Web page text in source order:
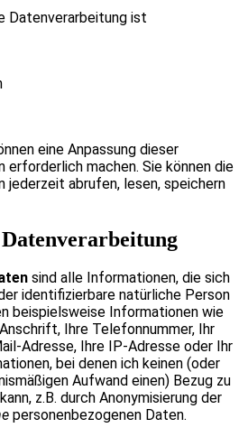
Datenverarbeitung ist
eine Anpassung dieser
machen. Sie können die
jederzeit abrufen, lesen, speichern
sind alle Informationen, die sich
identifizierbare natürliche Person
beispielsweise Informationen wie
Ihre Telefonnummer, Ihr
Adresse, Ihre IP-Adresse oder Ihr
bei denen ich keinen (oder
Aufwand einen) Bezug zu
z.B. durch Anonymisierung der
personenbezogenen Daten.